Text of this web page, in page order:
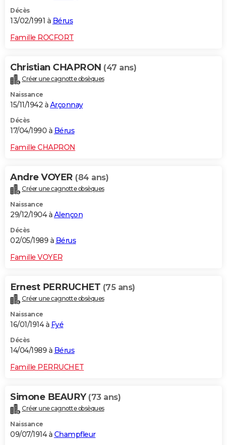
Décès
13/02/1991 à Bérus
Famille ROCFORT
Christian CHAPRON (47 ans)
Créer une cagnotte obsèques
Naissance
15/11/1942 à Arçonnay
Décès
17/04/1990 à Bérus
Famille CHAPRON
Andre VOYER (84 ans)
Créer une cagnotte obsèques
Naissance
29/12/1904 à Alençon
Décès
02/05/1989 à Bérus
Famille VOYER
Ernest PERRUCHET (75 ans)
Créer une cagnotte obsèques
Naissance
16/01/1914 à Fyé
Décès
14/04/1989 à Bérus
Famille PERRUCHET
Simone BEAURY (73 ans)
Créer une cagnotte obsèques
Naissance
09/07/1914 à Champfleur